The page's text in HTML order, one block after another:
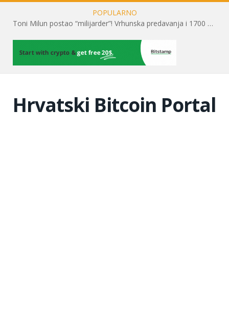
POPULARNO
Toni Milun postao “milijarder”! Vrhunska predavanja i 1700 posjetitelja obilježili su mjesec financijske pismenosti
Hrvatski Bitcoin Portal